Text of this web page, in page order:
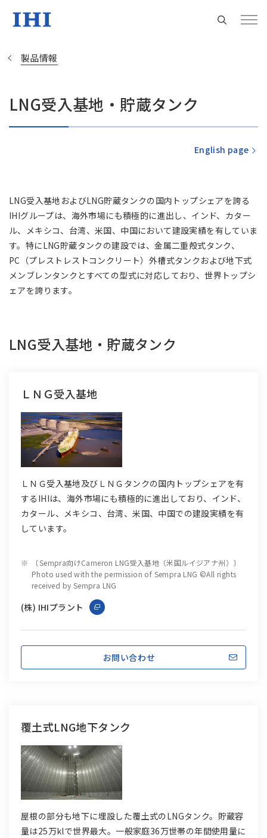
Change
Location
地域統括拠点ウェブサイト
米州 (English)
アジア大洋州 (English)
海外事務所
製品情報
LNG受入基地・貯蔵タンク
English page
LNG受入基地およびLNG貯蔵タンクの国内トップシェアを誇る
IHIグループは、海外市場にも積極的に進出し、インド、カター
ル、メキシコ、台湾、米国、中国において建設実績を有していま
す。特にLNG貯蔵タンクの建設では、金属二重殻式タンク、
PC（プレストレストコンクリート）外槽式タンクおよび地下式
メンブレンタンクとすべての型式に対応しており、世界トップシ
ェアを誇ります。
LNG受入基地・貯蔵タンク
ＬＮＧ受入基地
ＬＮＧ受入基地及びＬＮＧタンクの国内トップシェアを有
するIHIは、海外市場にも積極的に進出しており、インド、
カタール、メキシコ、台湾、米国、中国での建設実績を有
しています。
〔Sempra向けCameron LNG受入基地（米国ルイジアナ州）〕
Photo used with the permission of Sempra LNG ©All rights
received by Sempra LNG
(株) IHIプラント
お問い合わせ
覆土式LNG地下タンク
屋根の部分も地下に埋設した覆土式のLNGタンク。貯蔵容
量は25万klで世界最大。一般家庭36万世帯の年間使用量に